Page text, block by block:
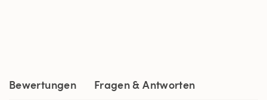
Bewertungen Fragen & Antworten